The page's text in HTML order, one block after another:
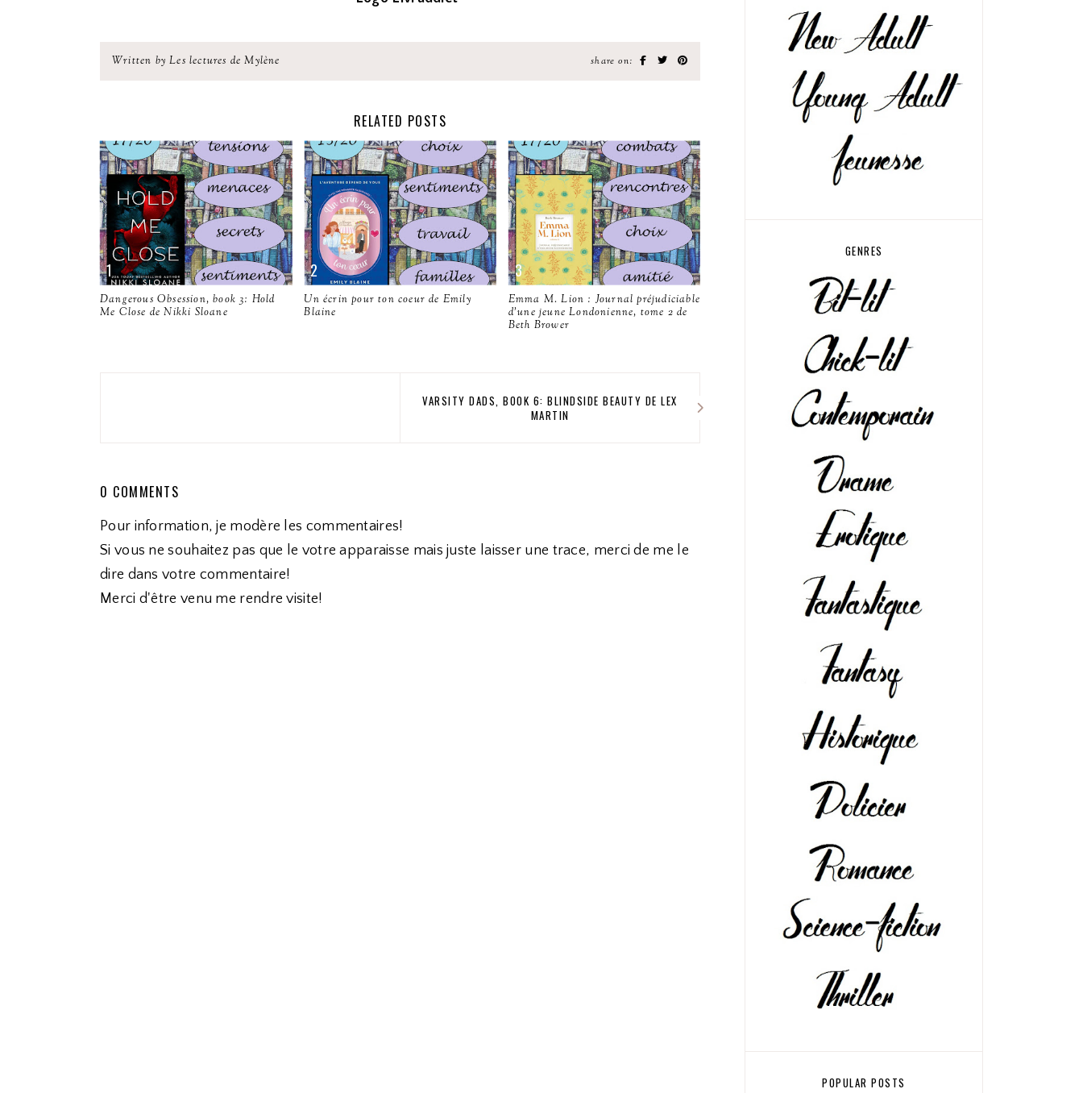
Written by Les lectures de Mylène share on:
RELATED POSTS
Dangerous Obsession, book 3: Hold
Me Close de Nikki Sloane
Un écrin pour ton coeur de Emily
Blaine
Emma M. Lion : Journal préjudiciable
d'une jeune Londonienne, tome 2 de
Beth Brower
VARSITY DADS, BOOK 6: BLINDSIDE BEAUTY DE LEX
MARTIN
0 COMMENTS
Pour information, je modère les commentaires!
Si vous ne souhaitez pas que le votre apparaisse mais juste laisser une trace, merci de me le
dire dans votre commentaire!
Merci d'être venu me rendre visite!
GENRES
POPULAR POSTS